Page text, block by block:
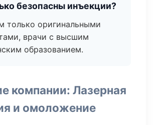
безопасны инъекции?
только оригинальными
врачи с высшим
образованием.
компании: Лазерная
и омоложение